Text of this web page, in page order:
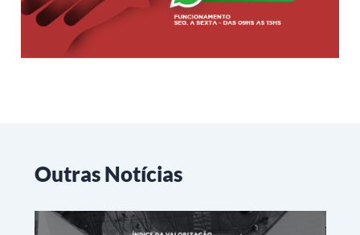
Outras Notícias